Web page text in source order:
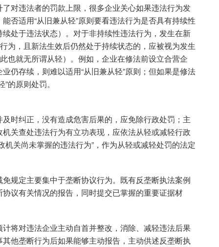
对违法者的罚款上限，很多企业关心如果违法行为发
否适用“从旧兼从轻”原则要看违法行为是否具有持续性
处于违法状态）。对于非持续性违法行为，发生在新
为，且新法生效后仍然处于持续状态的，应被视为发生
也就无所谓从轻）。例如，企业在修法前设立合营企
仍存续，则难以适用“从旧兼从轻”原则；但如果是修法
的原则处罚。
时纠正，没有造成危害后果的，应免除行政处罚；主
关查处违法行为有立功表现，应依法从轻或减轻行政
关尚未掌握的违法行为”，作为从轻或减轻处罚的法定
规定主要集中于垄断协议行为。既有反垄断执法案例
议有关情况的报告，同时提交已掌握的重要证据材
将对违法企业主动自首并整改，消除、减轻违法后果
他垄断行为后如果能够主动报告，主动供述反垄断执